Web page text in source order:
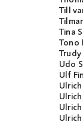
Till
Tina
Tono
Udo
Ulf
Ulrich